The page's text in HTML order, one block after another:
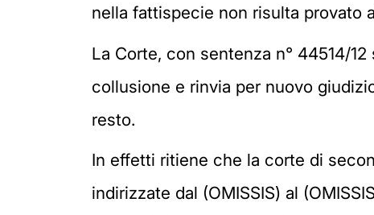
nella fattispecie non risulta provato
La Corte, con sentenza n° 44514/12
collusione e rinvia per nuovo
resto.
In effetti ritiene che la corte di
indirizzate dal (OMISSIS) al